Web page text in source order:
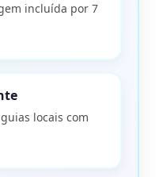
incluída por 7
locais com